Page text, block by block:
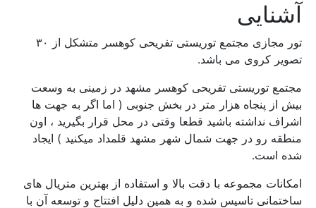
آشنایی
تور مجازی مجتمع توریستی تفریحی کوهسر متشکل از ۳۰
تصویر کروی می باشد.
مجتمع توریستی تفریحی کوهسر مشهد در زمینی به وسعت
بیش از پنجاه هزار متر در بخش جنوبی ( اما اگر به جهت ها
اشراف نداشته باشید قطعا وقتی در محل قرار بگیرید ، اون
منطقه رو در جهت شمال شهر مشهد قلمداد میکنید ) ایجاد
شده است.
امکانات مجموعه با دقت بالا و استفاده از بهترین متریال های
ساختمانی تاسیس شده و به همین دلیل افتتاح و توسعه آن با